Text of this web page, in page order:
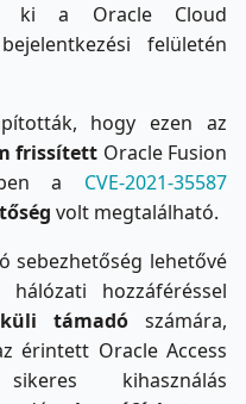
ki a Oracle Cloud
bejelentkezési felületén
hogy ezen az
frissített Oracle Fusion
a CVE-2021-35587
volt megtalálható.
sebezhetőség lehetővé
hozzáféréssel
támadó számára,
érintett Oracle Access
kihasználás